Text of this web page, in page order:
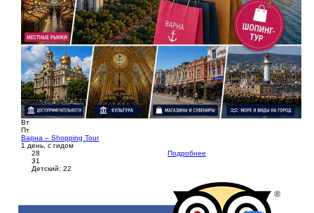
Вт
Пт
Варна – Shopping Tour
1 день, с гидом
28
31
Детский: 22
Подробнее